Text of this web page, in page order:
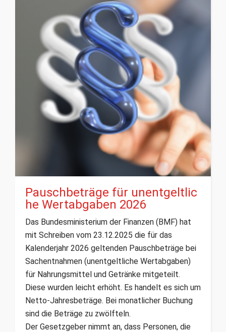
Pauschbeträge für unentgeltlic
he Wertabgaben 2026
Das Bundesministerium der Finanzen (BMF) hat
mit Schreiben vom 23.12.2025 die für das
Kalenderjahr 2026 geltenden Pauschbeträge bei
Sachentnahmen (unentgeltliche Wertabgaben)
für Nahrungsmittel und Getränke mitgeteilt.
Diese wurden leicht erhöht. Es handelt es sich um
Netto-Jahresbeträge. Bei monatlicher Buchung
sind die Beträge zu zwölfteln.
Der Gesetzgeber nimmt an, dass Personen, die